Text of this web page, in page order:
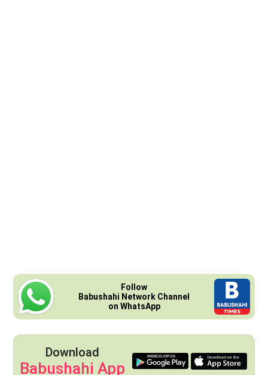
Follow
Babushahi Network Channel
on WhatsApp
Download
Babushahi App